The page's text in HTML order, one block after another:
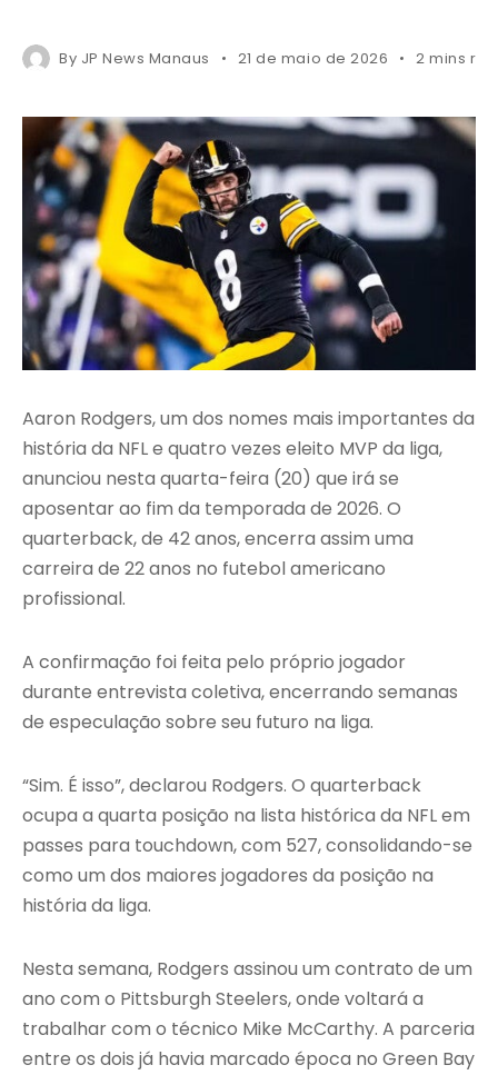
By JP News Manaus 21 de maio de 2026 2 mins
Aaron Rodgers, um dos nomes mais importantes da
história da NFL e quatro vezes eleito MVP da liga,
anunciou nesta quarta-feira (20) que irá se
aposentar ao fim da temporada de 2026. O
quarterback, de 42 anos, encerra assim uma
carreira de 22 anos no futebol americano
profissional.
A confirmação foi feita pelo próprio jogador
durante entrevista coletiva, encerrando semanas
de especulação sobre seu futuro na liga.
“Sim. É isso”, declarou Rodgers. O quarterback
ocupa a quarta posição na lista histórica da NFL em
passes para touchdown, com 527, consolidando-se
como um dos maiores jogadores da posição na
história da liga.
Nesta semana, Rodgers assinou um contrato de um
ano com o Pittsburgh Steelers, onde voltará a
trabalhar com o técnico Mike McCarthy. A parceria
entre os dois já havia marcado época no Green Bay